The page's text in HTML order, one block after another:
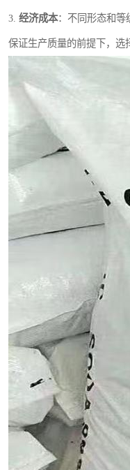
3. 经济成本：不同形态和等
保证生产质量的前提下，选